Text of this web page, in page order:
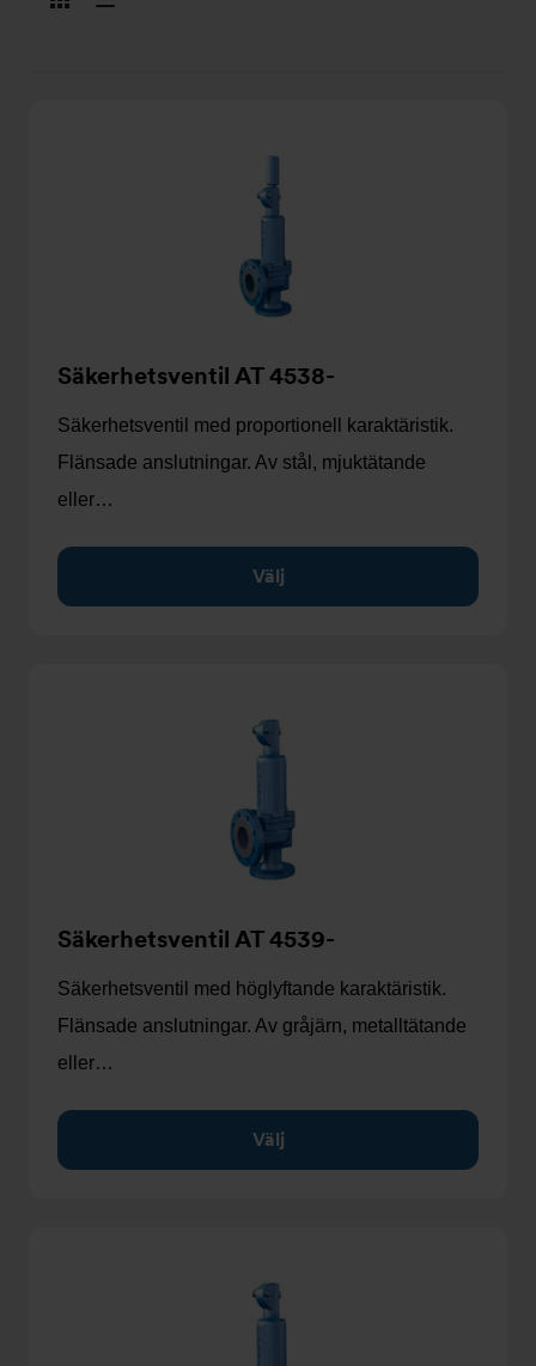
Säkerhetsventil AT 4538-
Säkerhetsventil med proportionell karaktäristik.
Flänsade anslutningar. Av stål, mjuktätande
eller…
Välj
Säkerhetsventil AT 4539-
Säkerhetsventil med höglyftande karaktäristik.
Flänsade anslutningar. Av gråjärn, metalltätande
eller…
Välj